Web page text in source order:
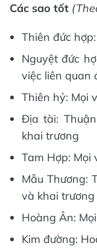
Các sao tốt
Thiên đức
Nguyệt đức
việc liên quan
Thiên hỷ: Mọi
Địa tài:
khai trương
Tam Hợp: Mọi
Mẫu Thương:
và khai
Hoàng Ân:
Kim đường: